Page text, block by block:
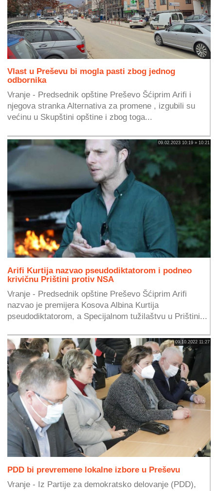
Vlast u Preševu bi mogla pasti zbog jednog
odbornika
Vranje - Predsednik opštine Preševo Šćiprim Arifi i
njegova stranka Alternativa za promene , izgubili su
većinu u Skupštini opštine i zbog toga...
09.02.2023 10:19 » 10:21
Arifi Kurtija nazvao pseudodiktatorom i podneo
krivičnu Prištini protiv NSA
Vranje - Predsednik opštine Preševo Šćiprim Arifi
nazvao je premijera Kosova Albina Kurtija
pseudodiktatorom, a Specijalnom tužilaštvu u Prištini...
09.10.2022 11:27
PDD bi prevremene lokalne izbore u Preševu
Vranje - Iz Partije za demokratsko delovanje (PDD),